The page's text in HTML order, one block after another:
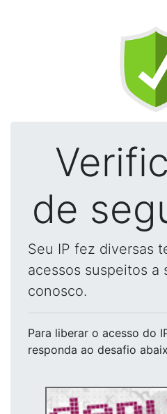
de
Seu IP fez diversas
acessos suspeitos a
conosco.
Para liberar o acesso do
responda ao desafio